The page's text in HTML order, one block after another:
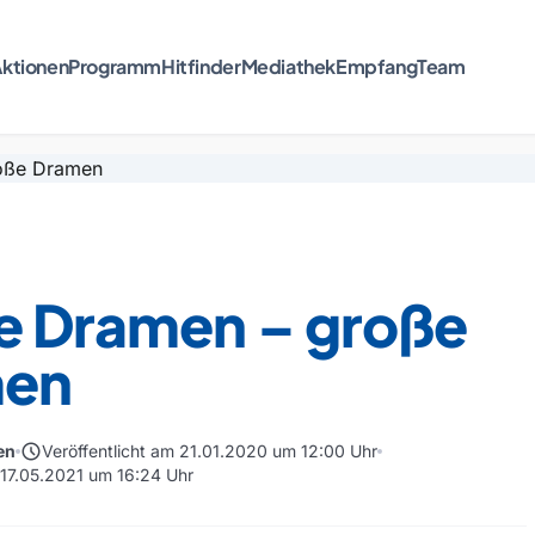
ProgrammHitfinderMediathekEmpfangTeam
Dramen – große
scheduleVeröffentlicht am 21.01.2020 um 12:00 Uhr
um 16:24 Uhr